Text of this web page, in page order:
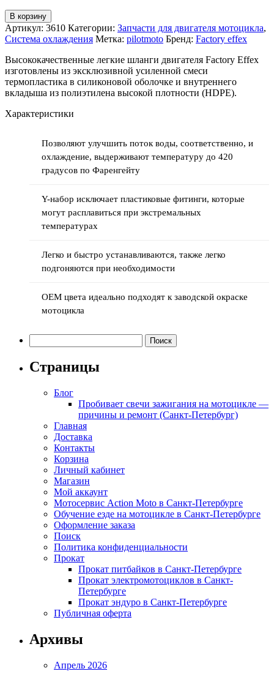
13
В корзину
Артикул: 3610 Категории: Запчасти для двигателя мотоцикла,
Система охлаждения Метка: pilotmoto Бренд: Factory effex
Высококачественные легкие шланги двигателя Factory Effex
изготовлены из эксклюзивной усиленной смеси
термопластика в силиконовой оболочке и внутреннего
вкладыша из полиэтилена высокой плотности (HDPE).
Характеристики
Позволяют улучшить поток воды, соответственно, и
охлаждение, выдерживают температуру до 420
градусов по Фаренгейту
Y-набор исключает пластиковые фитинги, которые
могут расплавиться при экстремальных
температурах
Легко и быстро устанавливаются, также легко
подгоняются при необходимости
OEM цвета идеально подходят к заводской окраске
мотоцикла
Страницы
Блог
Пробивает свечи зажигания на мотоцикле —
причины и ремонт (Санкт-Петербург)
Главная
Доставка
Контакты
Корзина
Личный кабинет
Магазин
Мой аккаунт
Мотосервис Action Moto в Санкт-Петербурге
Обучение езде на мотоцикле в Санкт-Петербурге
Оформление заказа
Поиск
Политика конфиденциальности
Прокат
Прокат питбайков в Санкт-Петербурге
Прокат электромотоциклов в Санкт-
Петербурге
Прокат эндуро в Санкт-Петербурге
Публичная оферта
Архивы
Апрель 2026